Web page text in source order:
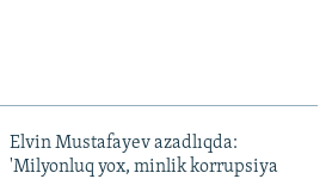
Elvin Mustafayev azadlıqda:
'Milyonluq yox, minlik korrupsiya